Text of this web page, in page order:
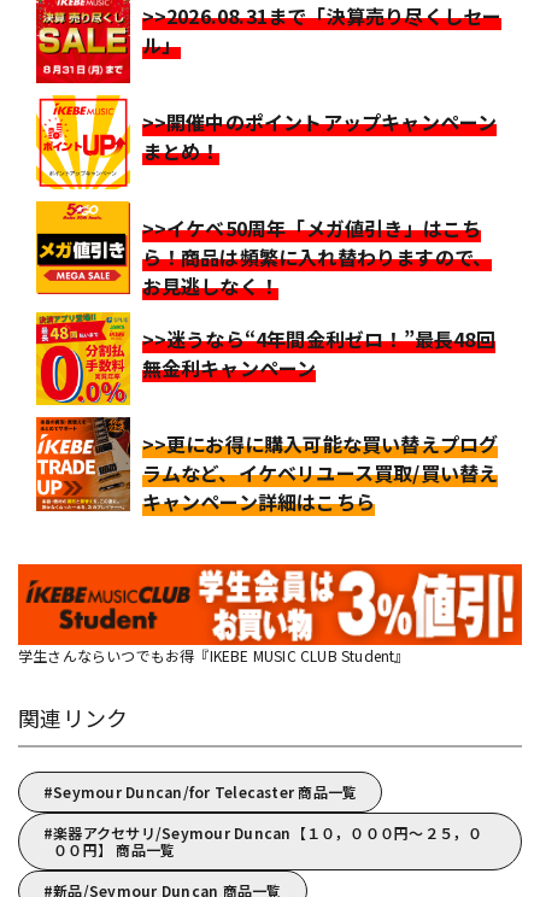
>>2026.08.31まで「決算売り尽くしセー
ル」
>>開催中のポイントアップキャンペーン
まとめ！
>>イケベ50周年「メガ値引き」はこち
ら！商品は頻繁に入れ替わりますので、
お見逃しなく！
>>迷うなら“4年間金利ゼロ！”最長48回
無金利キャンペーン
>>更にお得に購入可能な買い替えプログ
ラムなど、イケベリユース買取/買い替え
キャンペーン詳細はこちら
学生さんならいつでもお得『IKEBE MUSIC CLUB Student』
関連リンク
Seymour Duncan/for Telecaster 商品一覧
楽器アクセサリ/Seymour Duncan【１０，０００円～２５，０
００円】 商品一覧
新品/Seymour Duncan 商品一覧